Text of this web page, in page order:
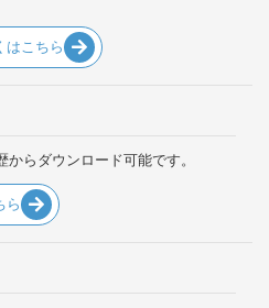
はこちら
らダウンロード可能です。
ら